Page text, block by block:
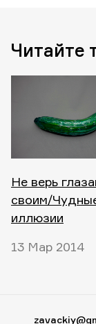
Читайте
Не верь
своим/
иллюзии
13 Мар 2014